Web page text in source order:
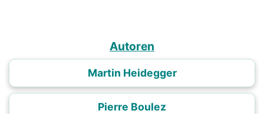
Autoren
Martin Heidegger
Pierre Boulez